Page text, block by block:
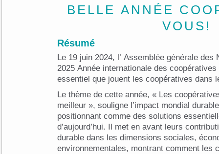
BELLE ANNÉE
VOUS!
Résumé
Le 19 juin 2024, l’ Assemblée générale
2025 Année internationale des
essentiel que jouent les coopératives dans
Le thème de cette année, « Les
meilleur », souligne l’impact mondial
positionnant comme des solutions
d’aujourd’hui. Il met en avant leurs
durable dans les dimensions sociales,
environnementales, montrant comment les